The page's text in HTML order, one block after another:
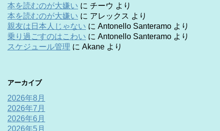
本を読むのが大嫌い に チーウ より
本を読むのが大嫌い に アレックス より
親友は日本人じゃない に Antonello Santeramo より
乗り過ごすのはこわい に Antonello Santeramo より
スケジュール管理 に Akane より
アーカイブ
2026年8月
2026年7月
2026年6月
2026年5月